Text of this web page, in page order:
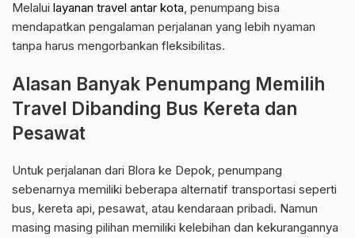
Melalui layanan travel antar kota, penumpang bisa
mendapatkan pengalaman perjalanan yang lebih nyaman
tanpa harus mengorbankan fleksibilitas.
Alasan Banyak Penumpang Memilih
Travel Dibanding Bus Kereta dan
Pesawat
Untuk perjalanan dari Blora ke Depok, penumpang
sebenarnya memiliki beberapa alternatif transportasi seperti
bus, kereta api, pesawat, atau kendaraan pribadi. Namun
masing masing pilihan memiliki kelebihan dan kekurangannya